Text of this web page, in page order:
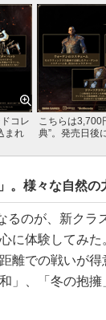
コレ
まれ
こちらは3,700
典”。発売日後
。様々な自然の
のが、新クラ
に体験してみ
離での戦いが
」、「冬の抱擁